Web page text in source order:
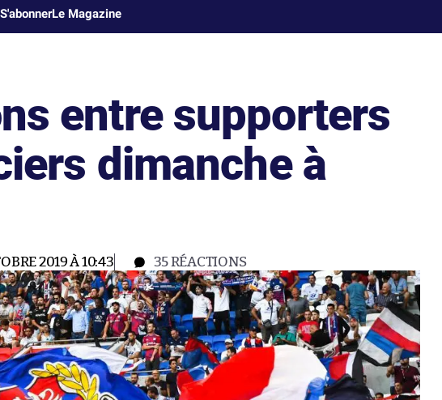
S'abonnerLe Magazine
entre supporters
dimanche à
2019 À 10:43 35RÉACTIONS